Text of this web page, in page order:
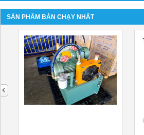
SẢN PHẨM BÁN CHẠY NHẤT
next